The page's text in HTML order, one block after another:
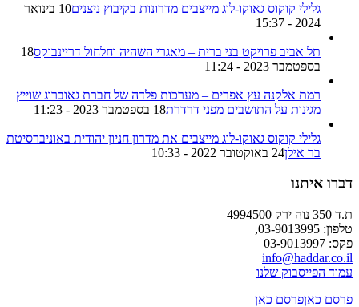
גלילי קוקוס גאוקו-לוג מייצבים מדרונות בקיבוץ ניצנים
10 בינואר
2024 - 15:37
תל אביב פרויקט בני ברית – מאגרי השהיה וחלחול דריינבוקס18
בספטמבר 2023 - 11:24
רמת אלקנה עץ אפרים – מערכות פלדה של חברת גאוברוג שוייץ
מגינות על התושבים מפני דרדרת18 בספטמבר 2023 - 11:23
גלילי קוקוס גאוקו-לוג מייצבים את מדרון חניון יהודית באוניברסיטת
בר אילן24 באוקטובר 2022 - 10:33
דברו איתנו
ת.ד 350 נוה ירק 4994500
טלפון: 03-9013995,
פקס: 03-9013997
info@haddar.co.il
עמוד הפייסבוק שלנו
פרסם כאןפרסם כאן